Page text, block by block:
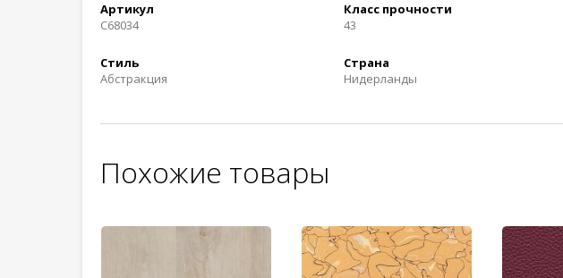
Артикул
C68034
Класс прочности
43
Стиль
Абстракция
Страна
Нидерланды
Похожие товары